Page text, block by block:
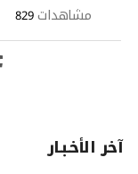
مشاهدات829
آخر الأخـبـار